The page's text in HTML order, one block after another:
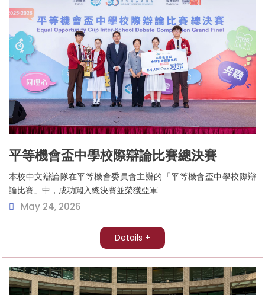
平等機會盃中學校際辯論比賽總決賽
本校中文辯論隊在平等機會委員會主辦的「平等機會盃中學校際辯
論比賽」中，成功闖入總決賽並榮獲亞軍
May 24, 2026
Details +